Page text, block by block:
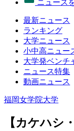
ニュース
最新ニュース
ランキング
大学ニュース
小中高ニュー
大学発ベンチ
ニュース特集
動画ニュース
福岡女学院大学
【カケハシ